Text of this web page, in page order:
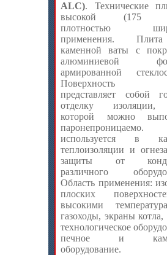
ALC). Технические
высокой (175
плотностью
применения.
каменной ваты с
алюминиевой
армированной
Поверхность
представляет собой
отделку
которой можно
паронепроницаемо.
используется в
теплоизоляции и
защиты от
различного
Область применения:
плоских
высокими
газоходы, экраны котла,
технологическое
печное и
оборудование.